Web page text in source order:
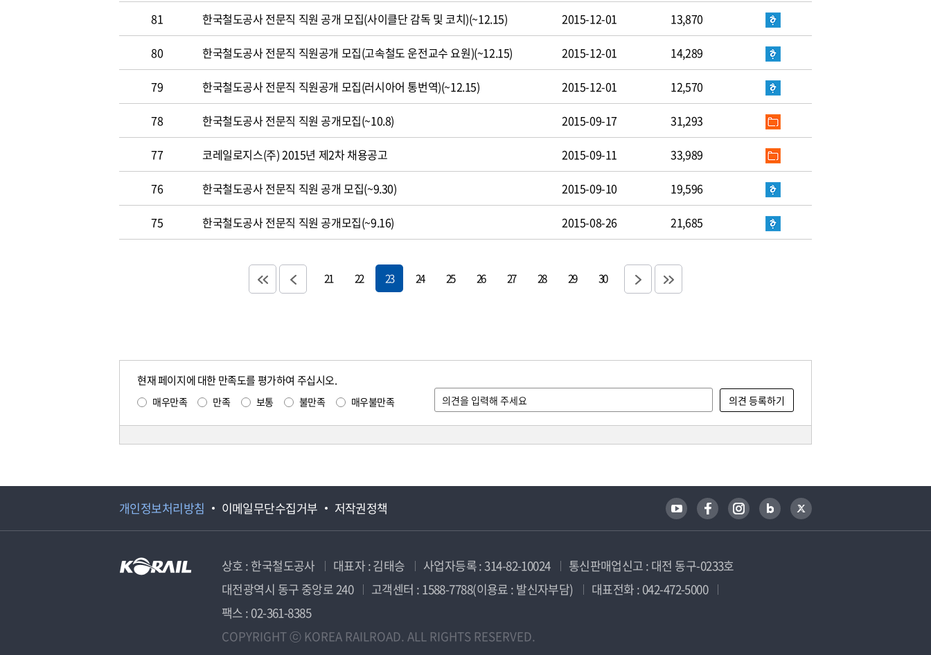
81 한국철도공사 전문직 직원 공개 모집(사이클단 감독 및 코치)(~12.15) 2015-12-01 13,870
80 한국철도공사 전문직 직원공개 모집(고속철도 운전교수 요원)(~12.15) 2015-12-01 14,289
79 한국철도공사 전문직 직원공개 모집(러시아어 통번역)(~12.15) 2015-12-01 12,570
78 한국철도공사 전문직 직원 공개모집(~10.8) 2015-09-17 31,293
77 코레일로지스(주) 2015년 제2차 채용공고 2015-09-11 33,989
76 한국철도공사 전문직 직원 공개 모집(~9.30) 2015-09-10 19,596
75 한국철도공사 전문직 직원 공개모집(~9.16) 2015-08-26 21,685
21 22 23 24 25 26 27 28 29 30
현재 페이지에 대한 만족도를 평가하여 주십시오.
매우만족 만족 보통 불만족 매우불만족
개인정보처리방침 이메일무단수집거부 저작권정책
상호 : 한국철도공사 대표자 : 김태승 사업자등록 : 314-82-10024
통신판매업신고 : 대전 동구-0233호
대전광역시 동구 중앙로 240
고객센터 : 1588-7788(이용료 : 발신자부담)
대표전화 : 042-472-5000
팩스 : 02-361-8385
COPYRIGHT ⓒ KOREA RAILROAD. ALL RIGHTS RESERVED.